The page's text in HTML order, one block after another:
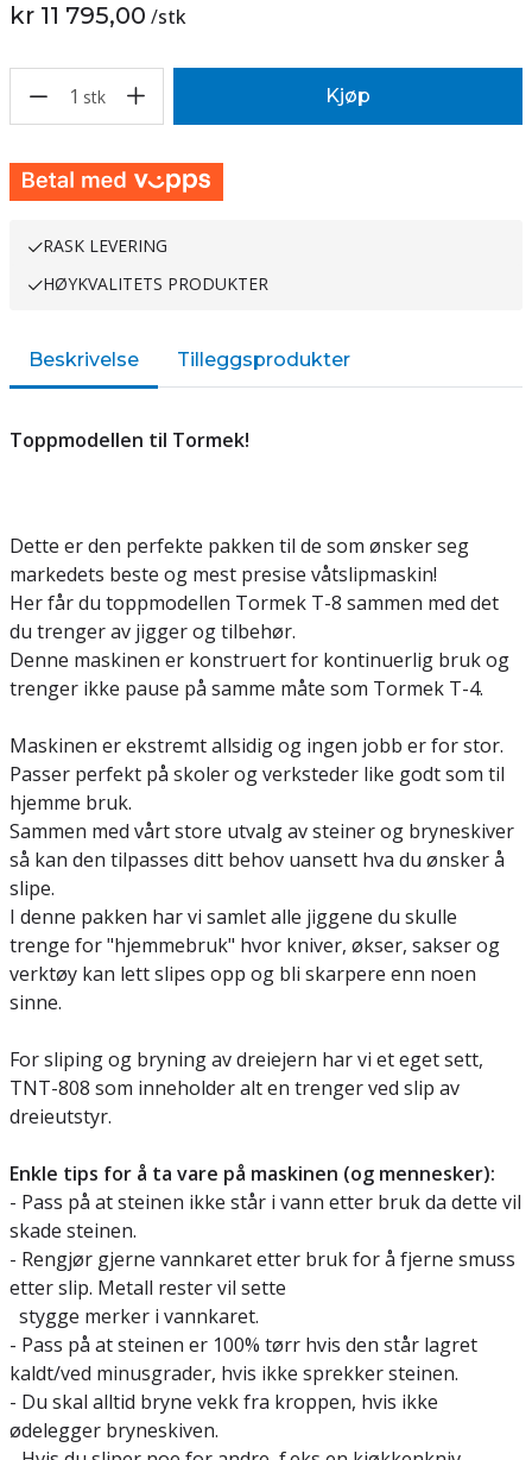
kr 11 795,00 /stk
1 stk Kjøp
RASK LEVERING
HØYKVALITETS PRODUKTER
Beskrivelse Tilleggsprodukter
Toppmodellen til Tormek!
Dette er den perfekte pakken til de som ønsker seg
markedets beste og mest presise våtslipmaskin!
Her får du toppmodellen Tormek T-8 sammen med det
du trenger av jigger og tilbehør.
Denne maskinen er konstruert for kontinuerlig bruk og
trenger ikke pause på samme måte som Tormek T-4.
Maskinen er ekstremt allsidig og ingen jobb er for stor.
Passer perfekt på skoler og verksteder like godt som til
hjemme bruk.
Sammen med vårt store utvalg av steiner og bryneskiver
så kan den tilpasses ditt behov uansett hva du ønsker å
slipe.
I denne pakken har vi samlet alle jiggene du skulle
trenge for "hjemmebruk" hvor kniver, økser, sakser og
verktøy kan lett slipes opp og bli skarpere enn noen
sinne.
For sliping og bryning av dreiejern har vi et eget sett,
TNT-808 som inneholder alt en trenger ved slip av
dreieutstyr.
Enkle tips for å ta vare på maskinen (og mennesker):
- Pass på at steinen ikke står i vann etter bruk da dette vil
skade steinen.
- Rengjør gjerne vannkaret etter bruk for å fjerne smuss
etter slip. Metall rester vil sette
stygge merker i vannkaret.
- Pass på at steinen er 100% tørr hvis den står lagret
kaldt/ved minusgrader, hvis ikke sprekker steinen.
- Du skal alltid bryne vekk fra kroppen, hvis ikke
ødelegger bryneskiven.